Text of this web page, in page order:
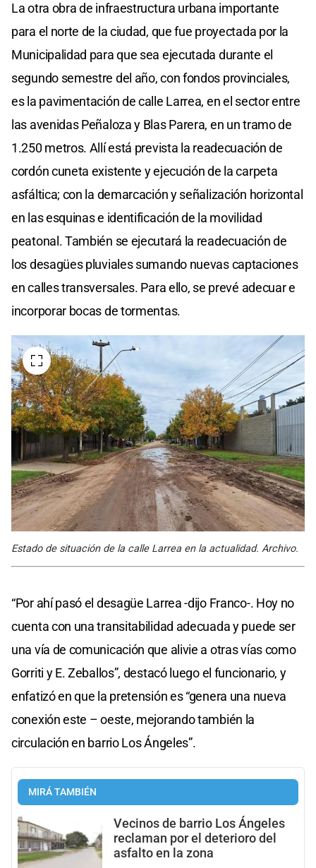
La otra obra de infraestructura urbana importante
para el norte de la ciudad, que fue proyectada por la
Municipalidad para que sea ejecutada durante el
segundo semestre del año, con fondos provinciales,
es la pavimentación de calle Larrea, en el sector entre
las avenidas Peñaloza y Blas Parera, en un tramo de
1.250 metros. Allí está prevista la readecuación de
cordón cuneta existente y ejecución de la carpeta
asfáltica; con la demarcación y señalización horizontal
en las esquinas e identificación de la movilidad
peatonal. También se ejecutará la readecuación de
los desagües pluviales sumando nuevas captaciones
en calles transversales. Para ello, se prevé adecuar e
incorporar bocas de tormentas.
Estado de situación de la calle Larrea en la actualidad. Archivo.
“Por ahí pasó el desagüe Larrea -dijo Franco-. Hoy no
cuenta con una transitabilidad adecuada y puede ser
una vía de comunicación que alivie a otras vías como
Gorriti y E. Zeballos”, destacó luego el funcionario, y
enfatizó en que la pretensión es “genera una nueva
conexión este – oeste, mejorando también la
circulación en barrio Los Ángeles”.
MIRÁ TAMBIÉN
Vecinos de barrio Los Ángeles
reclaman por el deterioro del
asfalto en la zona